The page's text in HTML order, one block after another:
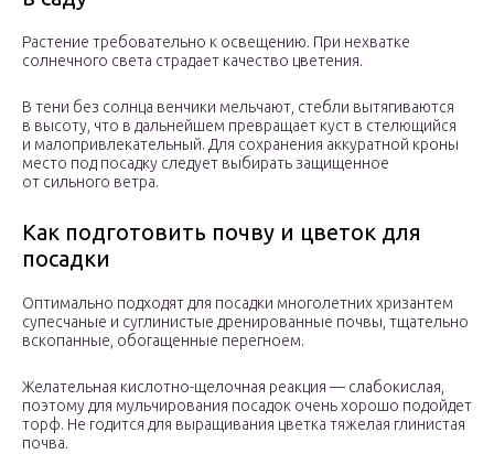
Растение требовательно к освещению. При нехватке
солнечного света страдает качество цветения.
В тени без солнца венчики мельчают, стебли вытягиваются
в высоту, что в дальнейшем превращает куст в стелющийся
и малопривлекательный. Для сохранения аккуратной кроны
место под посадку следует выбирать защищенное
от сильного ветра.
Как подготовить почву и цветок для
посадки
Оптимально подходят для посадки многолетних хризантем
супесчаные и суглинистые дренированные почвы, тщательно
вскопанные, обогащенные перегноем.
Желательная кислотно-щелочная реакция — слабокислая,
поэтому для мульчирования посадок очень хорошо подойдет
торф. Не годится для выращивания цветка тяжелая глинистая
почва.